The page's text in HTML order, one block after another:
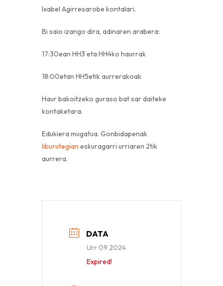
Ixabel Agirresarobe kontalari.
Bi saio izango dira, adinaren arabera:
17:30ean HH3 eta HH4ko haurrak
18:00etan HH5etik aurrerakoak
Haur bakoitzeko guraso bat sar daiteke
kontaketara.
Edukiera mugatua. Gonbidapenak
liburutegian eskuragarri urriaren 2tik
aurrera.
DATA
Urr 09 2024
Expired!